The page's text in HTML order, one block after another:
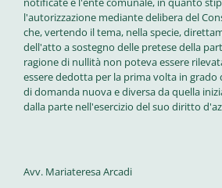
l'autorizzazione mediante delibera del
che, vertendo il tema, nella specie,
dell'atto a sostegno delle pretese della
ragione di nullità non poteva essere
essere dedotta per la prima volta in
di domanda nuova e diversa da quella
dalla parte nell'esercizio del suo diritto
Avv. Mariateresa Arcadi